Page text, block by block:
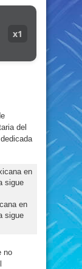
x1
del
en
sigue
no